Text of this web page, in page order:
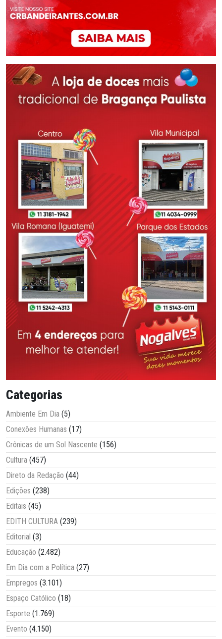
Categorias
Ambiente Em Dia (5)
Conexões Humanas (17)
Crônicas de um Sol Nascente (156)
Cultura (457)
Direto da Redação (44)
Edições (238)
Editais (45)
EDITH CULTURA (239)
Editorial (3)
Educação (2.482)
Em Dia com a Política (27)
Empregos (3.101)
Espaço Católico (18)
Esporte (1.769)
Evento (4.150)